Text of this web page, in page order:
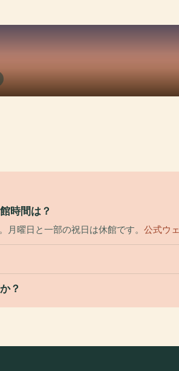
時間は？
月曜日と一部の祝日は休館です。 公式ウ
？